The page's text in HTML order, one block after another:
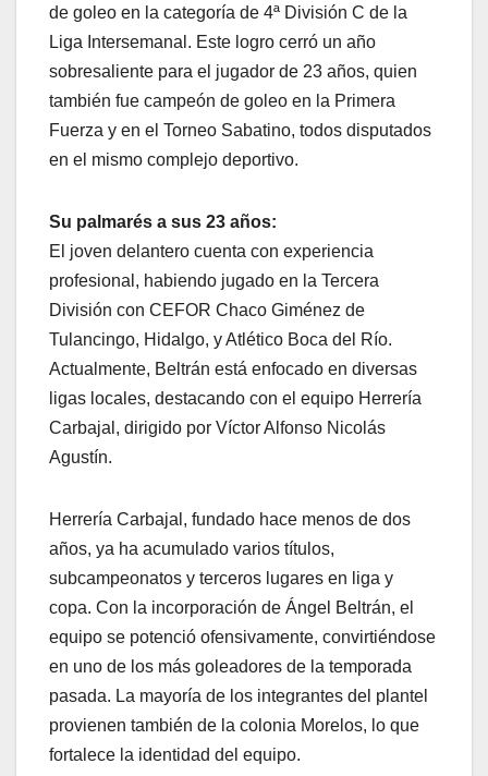
de goleo en la categoría de 4ª División C de la
Liga Intersemanal. Este logro cerró un año
sobresaliente para el jugador de 23 años, quien
también fue campeón de goleo en la Primera
Fuerza y en el Torneo Sabatino, todos disputados
en el mismo complejo deportivo.
Su palmarés a sus 23 años:
El joven delantero cuenta con experiencia
profesional, habiendo jugado en la Tercera
División con CEFOR Chaco Giménez de
Tulancingo, Hidalgo, y Atlético Boca del Río.
Actualmente, Beltrán está enfocado en diversas
ligas locales, destacando con el equipo Herrería
Carbajal, dirigido por Víctor Alfonso Nicolás
Agustín.
Herrería Carbajal, fundado hace menos de dos
años, ya ha acumulado varios títulos,
subcampeonatos y terceros lugares en liga y
copa. Con la incorporación de Ángel Beltrán, el
equipo se potenció ofensivamente, convirtiéndose
en uno de los más goleadores de la temporada
pasada. La mayoría de los integrantes del plantel
provienen también de la colonia Morelos, lo que
fortalece la identidad del equipo.